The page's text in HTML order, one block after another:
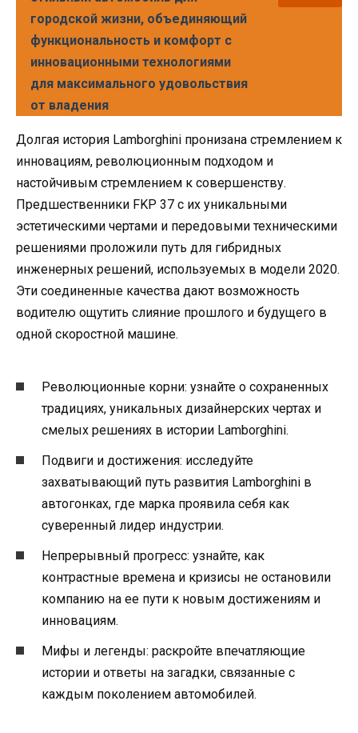
городской жизни, объединяющий
функциональность и комфорт с
инновационными технологиями
для максимального удовольствия
от владения
Долгая история Lamborghini пронизана стремлением к
инновациям, революционным подходом и
настойчивым стремлением к совершенству.
Предшественники FKP 37 с их уникальными
эстетическими чертами и передовыми техническими
решениями проложили путь для гибридных
инженерных решений, используемых в модели 2020.
Эти соединенные качества дают возможность
водителю ощутить слияние прошлого и будущего в
одной скоростной машине.
Революционные корни: узнайте о сохраненных
традициях, уникальных дизайнерских чертах и
смелых решениях в истории Lamborghini.
Подвиги и достижения: исследуйте
захватывающий путь развития Lamborghini в
автогонках, где марка проявила себя как
суверенный лидер индустрии.
Непрерывный прогресс: узнайте, как
контрастные времена и кризисы не остановили
компанию на ее пути к новым достижениям и
инновациям.
Мифы и легенды: раскройте впечатляющие
истории и ответы на загадки, связанные с
каждым поколением автомобилей.